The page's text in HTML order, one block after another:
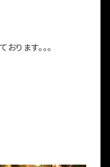
ります。。。